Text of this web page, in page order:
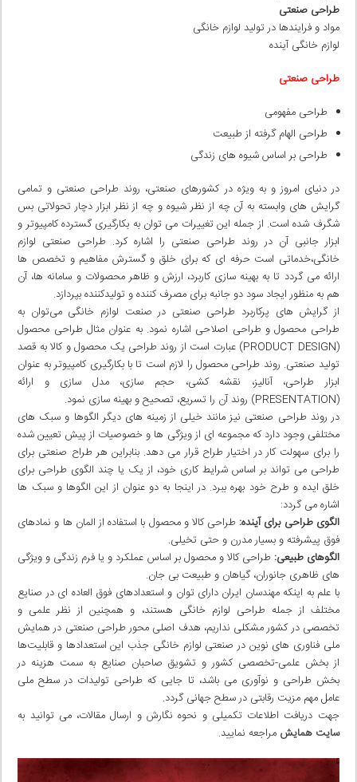
طراحی صنعتی
مواد و فرایندها در تولید لوازم خانگی
لوازم خانگی آینده
طراحی صنعتی
طراحی مفهومی
طراحی الهام گرفته از طبیعت
طراحی بر اساس شیوه های زندگی
در دنیای امروز و به ویژه در کشورهای صنعتی، روند طراحی صنعتی و تمامی
گرایش های وابسته به آن چه از نظر شیوه و چه از نظر ابزار دچار تحولاتی بس
شگرف شده است. از جمله این تغییرات می توان به بکارگیری گسترده کامپیوتر و
ابزار جانبی آن در روند طراحی صنعتی را اشاره کرد. طراحی صنعتی لوازم
خانگی،خدماتی است حرفه ای که برای خلق و گسترش مفاهیم و تخصص ها
ارائه می گردد تا به بهینه سازی کاربرد، ارزش و ظاهر محصولات و سامانه ها، آن
هم به منظور ایجاد سود دو جانبه برای مصرف کننده و تولیدکننده بپردازد.
از گرایش های پرکاربرد طراحی صنعتی در صنعت لوازم خانگی می‌توان به
طراحی محصول و طراحی اصلاحی اشاره نمود. به عنوان مثال طراحی محصول
(PRODUCT DESIGN) عبارت است از روند طراحی یک محصول و کالا به قصد
تولید صنعتی. روند طراحی محصول را لازم است تا با بکارگیری کامپیوتر به عنوان
ابزار طراحی، آنالیز، نقشه کشی، حجم سازی، مدل سازی و ارائه
(PRESENTATION) روند آن را تسریع، تصحیح و بهینه سازی نمود.
در روند طراحی صنعتی نیز مانند خیلی از زمینه های دیگر الگوها و سبک های
مختلفی وجود دارد که مجموعه ای از ویژگی ها و خصوصیات از پیش تعیین شده
را برای سهولت کار در اختیار طراح قرار می دهد. بنابراین هر طراح صنعتی برای
طراحی می تواند بر اساس شرایط کاری خود، از یک یا چند الگوی طراحی برای
خلق ایده و طرح خود بهره ببرد. در اینجا به دو عنوان از این الگوها و سبک ها
اشاره می گردد:
الگوی طراحی برای آینده: طراحی کالا و محصول با استفاده از المان ها و نمادهای
فوق پیشرفته و بسیار مدرن و حتی تخیلی.
الگوهای طبیعی: طراحی کالا و محصول بر اساس عملکرد و یا فرم زندگی و ویژگی
های ظاهری جانوران، گیاهان و طبیعت بی جان.
با علم به اینکه مهندسان ایران دارای توان و استعدادهای فوق العاده ای در صنایع
مختلف از جمله طراحی لوازم خانگی هستند، و همچنین از نظر علمی و
تخصصی در کشور مشکلی نداریم، هدف اصلی محور طراحی صنعتی در همایش
ملی فناوری های نوین در صنعتی لوازم خانگی جذب این استعدادها و قابلیت‌ها
از بخش علمی-تخصصی کشور و تشویق صاحبان صنایع به سمت هزینه در
بخش طراحی و نوآوری می باشد، تا جایی که طراحی تولیدات در سطح ملی
عامل مهم مزیت رقابتی در سطح جهانی گردد.
جهت دریافت اطلاعات تکمیلی و نحوه نگارش و ارسال مقالات، می توانید به
سایت همایش مراجعه نمایید.